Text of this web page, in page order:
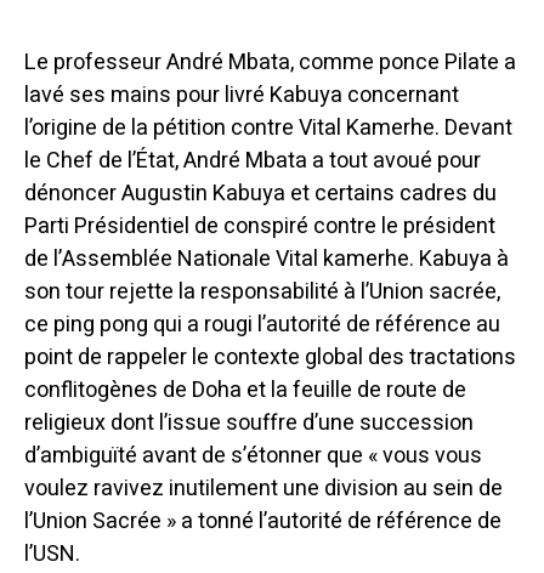
Le professeur André Mbata, comme ponce Pilate a
lavé ses mains pour livré Kabuya concernant
l’origine de la pétition contre Vital Kamerhe. Devant
le Chef de l’État, André Mbata a tout avoué pour
dénoncer Augustin Kabuya et certains cadres du
Parti Présidentiel de conspiré contre le président
de l’Assemblée Nationale Vital kamerhe. Kabuya à
son tour rejette la responsabilité à l’Union sacrée,
ce ping pong qui a rougi l’autorité de référence au
point de rappeler le contexte global des tractations
conflitogènes de Doha et la feuille de route de
religieux dont l’issue souffre d’une succession
d’ambiguïté avant de s’étonner que « vous vous
voulez ravivez inutilement une division au sein de
l’Union Sacrée » a tonné l’autorité de référence de
l’USN.